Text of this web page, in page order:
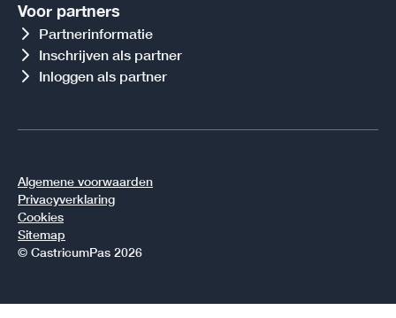
Voor partners
Partnerinformatie
Inschrijven als partner
Inloggen als partner
Algemene voorwaarden
Privacyverklaring
Cookies
Sitemap
© CastricumPas 2026